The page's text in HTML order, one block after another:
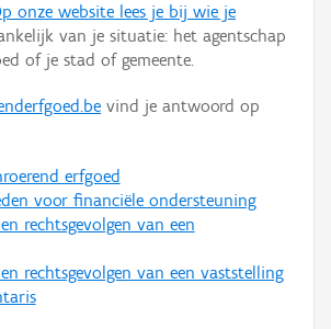
onze website lees je bij wie je
van je situatie: het agentschap
of je stad of gemeente.
vind je antwoord op
erfgoed
voor financiële ondersteuning
rechtsgevolgen van een
rechtsgevolgen van een vaststelling